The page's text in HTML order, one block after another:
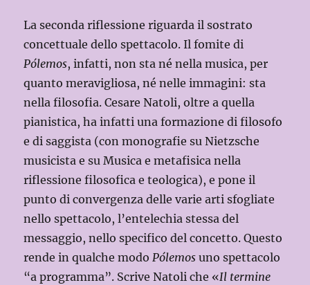
La seconda riflessione riguarda il sostrato
concettuale dello spettacolo. Il fomite di
Pólemos, infatti, non sta né nella musica, per
quanto meravigliosa, né nelle immagini: sta
nella filosofia. Cesare Natoli, oltre a quella
pianistica, ha infatti una formazione di filosofo
e di saggista (con monografie su Nietzsche
musicista e su Musica e metafisica nella
riflessione filosofica e teologica), e pone il
punto di convergenza delle varie arti sfogliate
nello spettacolo, l’entelechia stessa del
messaggio, nello specifico del concetto. Questo
rende in qualche modoPólemosuno spettacolo
“a programma”. Scrive Natoli che «Il termine